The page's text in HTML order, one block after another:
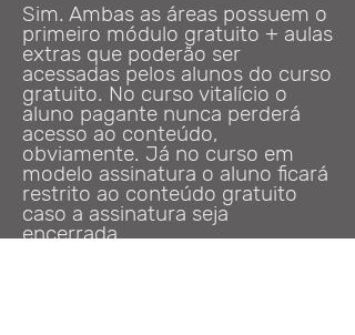
Sim. Ambas as áreas possuem o
primeiro módulo gratuito + aulas
extras que poderão ser
acessadas pelos alunos do curso
gratuito. No curso vitalício o
aluno pagante nunca perderá
acesso ao conteúdo,
obviamente. Já no curso em
modelo assinatura o aluno ficará
restrito ao conteúdo gratuito
caso a assinatura seja
encerrada.